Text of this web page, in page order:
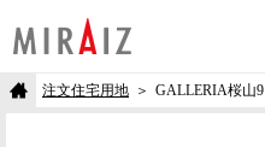
注文住宅用地 GALLERIA桜山9